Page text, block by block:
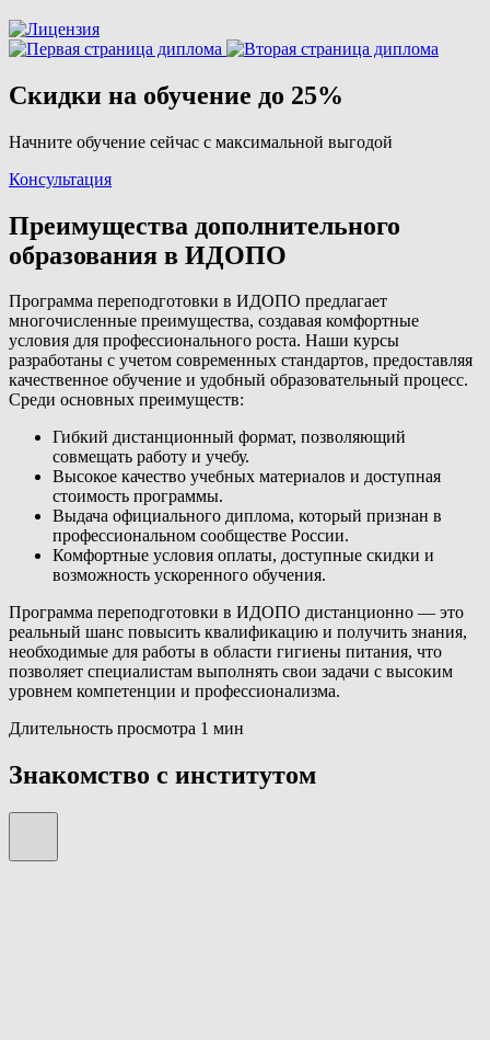
Скидки на обучение до 25%
Начните обучение сейчас с максимальной выгодой
Консультация
Преимущества дополнительного
образования в ИДОПО
Программа переподготовки в ИДОПО предлагает
многочисленные преимущества, создавая комфортные
условия для профессионального роста. Наши курсы
разработаны с учетом современных стандартов, предоставляя
качественное обучение и удобный образовательный процесс.
Среди основных преимуществ:
Гибкий дистанционный формат, позволяющий
совмещать работу и учебу.
Высокое качество учебных материалов и доступная
стоимость программы.
Выдача официального диплома, который признан в
профессиональном сообществе России.
Комфортные условия оплаты, доступные скидки и
возможность ускоренного обучения.
Программа переподготовки в ИДОПО дистанционно — это
реальный шанс повысить квалификацию и получить знания,
необходимые для работы в области гигиены питания, что
позволяет специалистам выполнять свои задачи с высоким
уровнем компетенции и профессионализма.
Длительность просмотра 1 мин
Знакомство с институтом